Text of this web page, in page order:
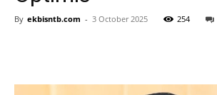
By ekbisntb.com - 3 October 2025 254